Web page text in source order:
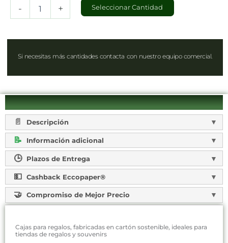
- + Seleccionar Cantidad
Si necesitas más cantidades contacta con nuestro equipo comercial.
Descripción
Información adicional
Plazos de Entrega
Cashback Eccopaper®
Compromiso de Mejor Precio
Cajas para regalos, fabricadas en cartón sostenible, ideales para
tiendas de regalos y souvenirs